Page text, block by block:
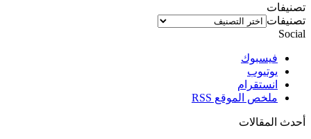
تصنيفات
تصنيفات
Social
فيسبوك
يوتيوب
انستقرام
ملخص الموقع RSS
أحدث المقالات